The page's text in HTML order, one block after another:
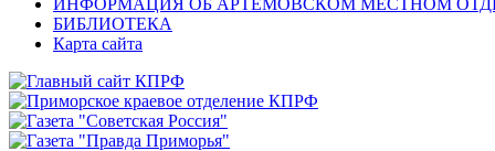
ИНФОРМАЦИЯ ОБ АРТЁМОВСКОМ МЕСТНОМ
БИБЛИОТЕКА
Карта сайта